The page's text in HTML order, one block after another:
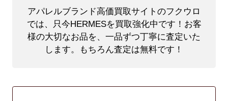
アパレルブランド高価買取サイトのフクウロ
では、只今HERMESを買取強化中です！ お客
様の大切なお品を、一品ずつ丁寧に査定いた
します。もちろん査定は無料です！